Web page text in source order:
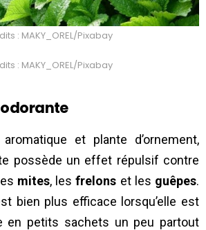
: MAKY_OREL/Pixabay
: MAKY_OREL/Pixabay
odorante
et plante d’ornement,
possède un effet répulsif contre
mites, lesfrelons et les guêpes.
bien plus efficace lorsqu’elle est
en petits sachets un peu partout